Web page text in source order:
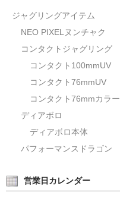
ジャグリングアイテム
NEO PIXELヌンチャク
コンタクトジャグリング
コンタクト100mmUV
コンタクト76mmUV
コンタクト76mmカラー
ディアボロ
ディアボロ本体
パフォーマンスドラゴン
営業日カレンダー